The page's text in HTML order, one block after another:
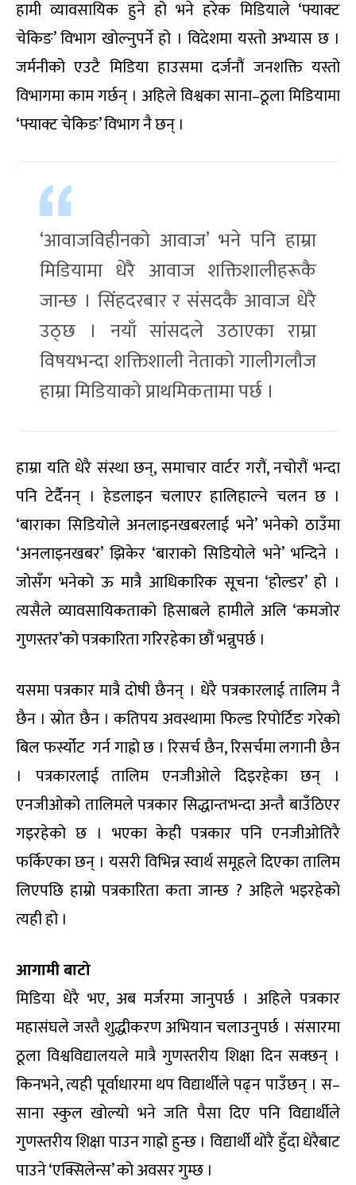
हामी व्यावसायिक हुने हो भने हरेक मिडियाले ‘फ्याक्ट
चेकिङ’ विभाग खोल्नुपर्ने हो । विदेशमा यस्तो अभ्यास छ ।
जर्मनीको एउटै मिडिया हाउसमा दर्जनौं जनशक्ति यस्तो
विभागमा काम गर्छन् । अहिले विश्वका साना–ठूला मिडियामा
‘फ्याक्ट चेकिङ’ विभाग नै छन् ।
‘आवाजविहीनको आवाज’ भने पनि हाम्रा
मिडियामा धेरै आवाज शक्तिशालीहरूकै
जान्छ । सिंहदरबार र संसदकै आवाज धेरै
उठ्छ । नयाँ सांसदले उठाएका राम्रा
विषयभन्दा शक्तिशाली नेताको गालीगलौज
हाम्रा मिडियाको प्राथमिकतामा पर्छ ।
हाम्रा यति धेरै संस्था छन्, समाचार वार्टर गरौं, नचोरौं भन्दा
पनि टेर्दैनन् । हेडलाइन चलाएर हालिहाल्ने चलन छ ।
‘बाराका सिडियोले अनलाइनखबरलाई भने’ भनेको ठाउँमा
‘अनलाइनखबर’ झिकेर ‘बाराको सिडियोले भने’ भन्दिने ।
जोसँग भनेको ऊ मात्रै आधिकारिक सूचना ‘होल्डर’ हो ।
त्यसैले व्यावसायिकताको हिसाबले हामीले अलि ‘कमजोर
गुणस्तर’को पत्रकारिता गरिरहेका छौं भन्नुपर्छ ।
यसमा पत्रकार मात्रै दोषी छैनन् । धेरै पत्रकारलाई तालिम नै
छैन । स्रोत छैन । कतिपय अवस्थामा फिल्ड रिपोर्टिङ गरेको
बिल फर्स्योट गर्न गाह्रो छ । रिसर्च छैन, रिसर्चमा लगानी छैन
। पत्रकारलाई तालिम एनजीओले दिइरहेका छन् ।
एनजीओको तालिमले पत्रकार सिद्धान्तभन्दा अन्तै बाउँठिएर
गइरहेको छ । भएका केही पत्रकार पनि एनजीओतिरै
फर्किएका छन् । यसरी विभिन्न स्वार्थ समूहले दिएका तालिम
लिएपछि हाम्रो पत्रकारिता कता जान्छ ? अहिले भइरहेको
त्यही हो ।
आगामी बाटो
मिडिया धेरै भए, अब मर्जरमा जानुपर्छ । अहिले पत्रकार
महासंघले जस्तै शुद्धीकरण अभियान चलाउनुपर्छ । संसारमा
ठूला विश्वविद्यालयले मात्रै गुणस्तरीय शिक्षा दिन सक्छन् ।
किनभने, त्यही पूर्वाधारमा थप विद्यार्थीले पढ्न पाउँछन् । स–
साना स्कुल खोल्यो भने जति पैसा दिए पनि विद्यार्थीले
गुणस्तरीय शिक्षा पाउन गाह्रो हुन्छ । विद्यार्थी थोरै हुँदा धेरैबाट
पाउने ‘एक्सिलेन्स’ को अवसर गुम्छ ।